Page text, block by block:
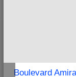
Boulevard